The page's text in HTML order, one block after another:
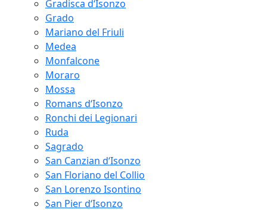
Gradisca d‘Isonzo
Grado
Mariano del Friuli
Medea
Monfalcone
Moraro
Mossa
Romans d‘Isonzo
Ronchi dei Legionari
Ruda
Sagrado
San Canzian d‘Isonzo
San Floriano del Collio
San Lorenzo Isontino
San Pier d‘Isonzo